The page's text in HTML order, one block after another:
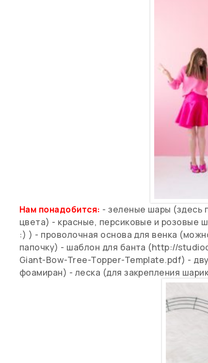
Нам понадобится: - зеленые шары (здесь
цвета) - красные, персиковые и розовые
:) ) - проволочная основа для венка
папочку) - шаблон для банта (http://
Giant-Bow-Tree-Topper-Template.pdf) -
фоамиран) - леска (для закрепления